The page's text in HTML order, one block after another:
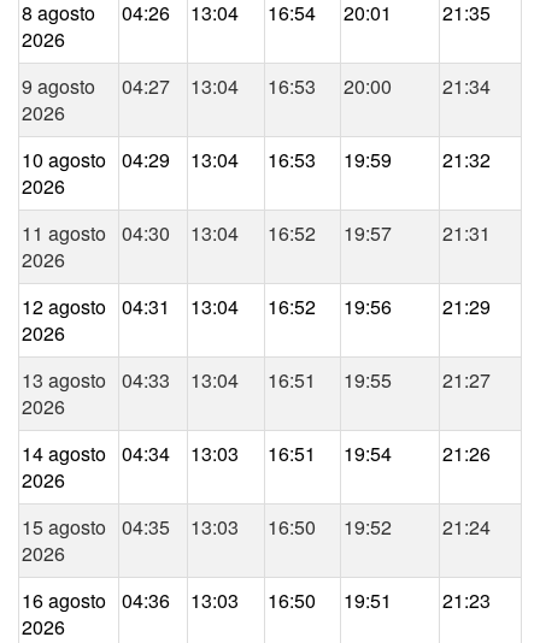
8 agosto
2026
04:26 13:04 16:54 20:01 21:35
9 agosto
2026
04:27 13:04 16:53 20:00 21:34
10 agosto
2026
04:29 13:04 16:53 19:59 21:32
11 agosto
2026
04:30 13:04 16:52 19:57 21:31
12 agosto
2026
04:31 13:04 16:52 19:56 21:29
13 agosto
2026
04:33 13:04 16:51 19:55 21:27
14 agosto
2026
04:34 13:03 16:51 19:54 21:26
15 agosto
2026
04:35 13:03 16:50 19:52 21:24
16 agosto
2026
04:36 13:03 16:50 19:51 21:23